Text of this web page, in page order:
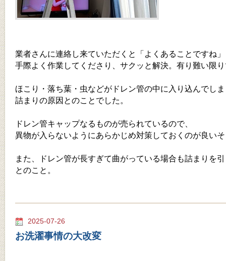
業者さんに連絡し来ていただくと「よくあることですね
手際よく作業してくださり、サクッと解決。有り難い限
ほこり・落ち葉・虫などがドレン管の中に入り込んでし
詰まりの原因とのことでした。
ドレン管キャップなるものが売られているので、
異物が入らないようにあらかじめ対策しておくのが良い
また、ドレン管が長すぎて曲がっている場合も詰まりを
とのこと。
2025-07-26
お洗濯事情の大改変